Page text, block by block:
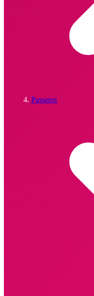
Passeios